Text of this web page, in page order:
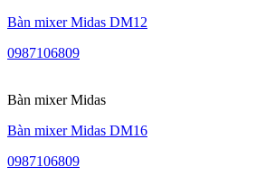
Bàn mixer Midas DM12
0987106809
Bàn mixer Midas
Bàn mixer Midas DM16
0987106809